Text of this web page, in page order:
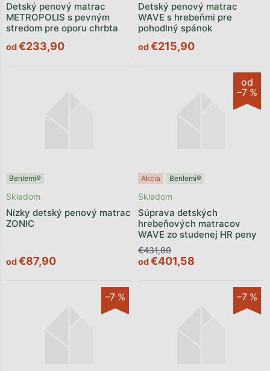
Detský penový matrac
METROPOLIS s pevným
stredom pre oporu chrbta
od€233,90
Detský penový matrac
WAVE s hrebeňmi pre
pohodlný spánok
od€215,90
Benlemi®
Nízky detský penový matrac
ZONIC
Skladom
od€87,90
od
–7 %
Akcia Benlemi®
Súprava detských
hrebeňových matracov
WAVE zo studenej HR peny
Skladom
€431,80
od€401,58
–7 % –7 %